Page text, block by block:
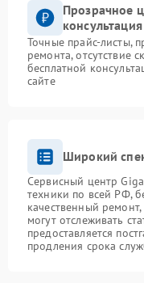
Прозрачное
консультация
Точные прайс-листы,
ремонта, отсутствие
бесплатной
сайте
Широкий
Сервисный центр
техники по всей РФ,
качественный
могут отслеживать
предоставляется
продления срока